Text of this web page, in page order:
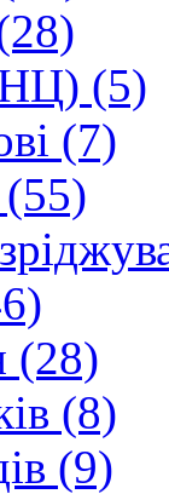
(5)
(7)
(28)
(8)
(9)